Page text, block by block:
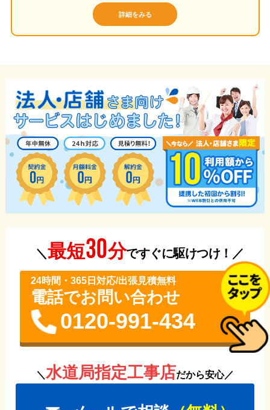
詳細をみる
＼最短30分ですぐに駆けつけ！／
24時間・365⽇対応/出張見積無料
電話でお問い合わせ
0120-991-434
＼ 水道局指定工事店だから安心／